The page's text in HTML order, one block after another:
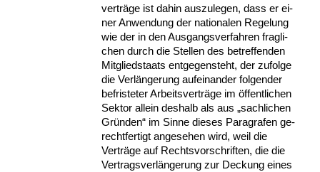
verträge ist da­hin aus­zu­le­gen, dass er ei­
ner An­wen­dung der na­tio­na­len Re­ge­lung
wie der in den Aus­gangs­ver­fah­ren frag­li­
chen durch die Stel­len des be­tref­fen­den
Mit­glied­staats ent­ge­gen­steht, der zu­fol­ge
die Verlänge­rung auf­ein­an­der fol­gen­der
be­fris­te­ter Ar­beits­verträge im öffent­li­chen
Sek­tor al­lein des­halb als aus „sach­li­chen
Gründen“ im Sin­ne die­ses Pa­ra­gra­fen ge­
recht­fer­tigt an­ge­se­hen wird, weil die
Verträge auf Rechts­vor­schrif­ten, die die
Ver­trags­verlänge­rung zur De­ckung ei­nes